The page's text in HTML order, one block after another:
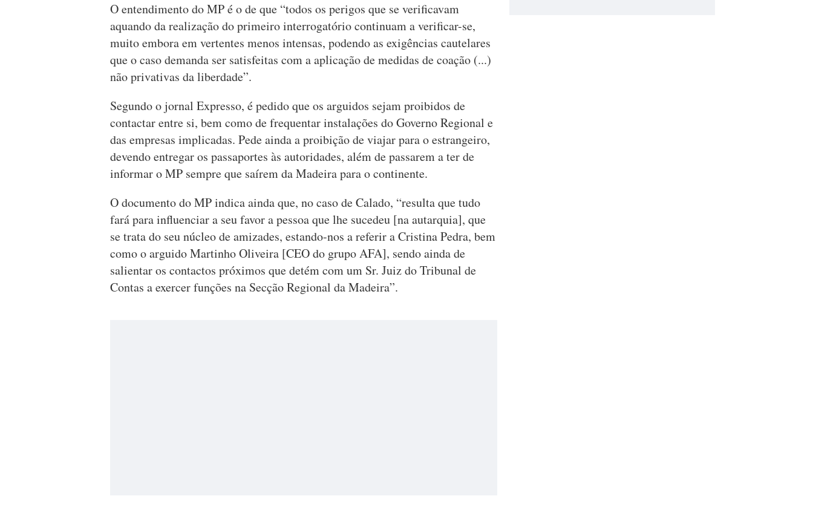
O entendimento do MP é o de que “todos os perigos que se verificavam
aquando da realização do primeiro interrogatório continuam a verificar-se,
muito embora em vertentes menos intensas, podendo as exigências cautelares
que o caso demanda ser satisfeitas com a aplicação de medidas de coação (...)
não privativas da liberdade”.
Segundo o jornal Expresso, é pedido que os arguidos sejam proibidos de
contactar entre si, bem como de frequentar instalações do Governo Regional e
das empresas implicadas. Pede ainda a proibição de viajar para o estrangeiro,
devendo entregar os passaportes às autoridades, além de passarem a ter de
informar o MP sempre que saírem da Madeira para o continente.
O documento do MP indica ainda que, no caso de Calado, “resulta que tudo
fará para influenciar a seu favor a pessoa que lhe sucedeu [na autarquia], que
se trata do seu núcleo de amizades, estando-nos a referir a Cristina Pedra, bem
como o arguido Martinho Oliveira [CEO do grupo AFA], sendo ainda de
salientar os contactos próximos que detém com um Sr. Juiz do Tribunal de
Contas a exercer funções na Secção Regional da Madeira”.